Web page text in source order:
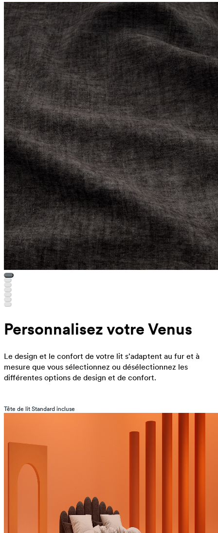
Personnalisez votre Venus
Le design et le confort de votre lit s'adaptent au fur et à
mesure que vous sélectionnez ou désélectionnez les
différentes options de design et de confort.
Tête de lit Standard incluse